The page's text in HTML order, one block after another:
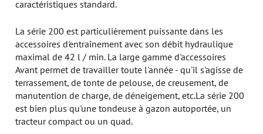
caractéristiques standard.
La série 200 est particulièrement puissante dans les
accessoires d'entraînement avec son débit hydraulique
maximal de 42 l / min. La large gamme d'accessoires
Avant permet de travailler toute l'année - qu'il s'agisse de
terrassement, de tonte de pelouse, de creusement, de
manutention de charge, de déneigement, etc.La série 200
est bien plus qu'une tondeuse à gazon autoportée, un
tracteur compact ou un quad.